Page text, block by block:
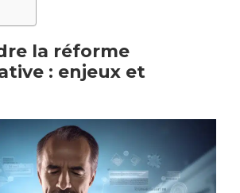
la réforme
: enjeux et